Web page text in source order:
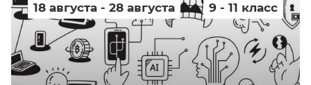
18 августа - 28 августа 9 - 11 класс